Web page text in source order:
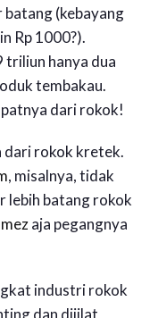
(kebayang
Rp 1000?).
triliun hanya dua
tembakau.
dari rokok!
dari rokok kretek.
, misalnya, tidak
lebih batang rokok
aja pegangnya
industri rokok
dan dijilat